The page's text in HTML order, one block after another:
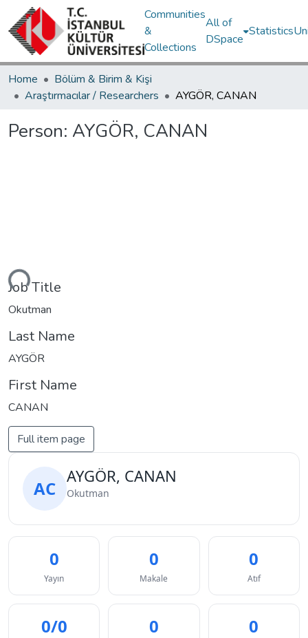
Communities
&
Collections
All of
DSpace
Statistics
Home
Bölüm & Birim & Kişi
Araştırmacılar / Researchers
AYGÖR, CANAN
Person: AYGÖR, CANAN
Loading...
Job Title
Okutman
Last Name
AYGÖR
First Name
CANAN
Full item page
AC
AYGÖR, CANAN
Okutman
0
Yayın
0
Makale
0
Atıf
0/0 0 0